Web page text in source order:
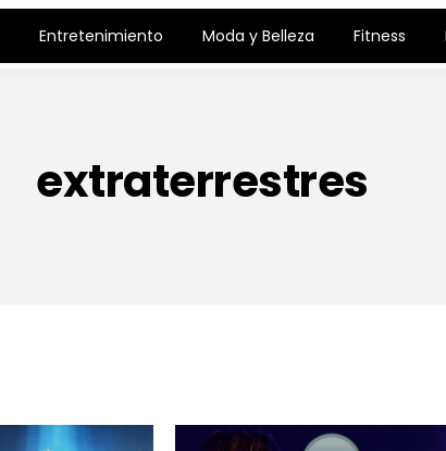
Entretenimiento Moda y Belleza Fitness
extraterrestres